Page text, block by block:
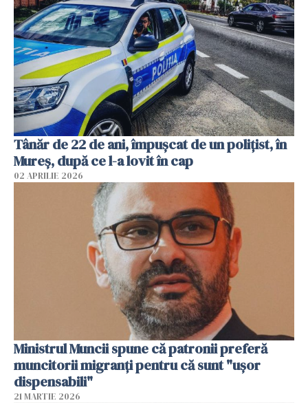
Tânăr de 22 de ani, împușcat de un polițist, în
Mureș, după ce l-a lovit în cap
02 APRILIE 2026
Ministrul Muncii spune că patronii preferă
muncitorii migranți pentru că sunt "uşor
dispensabili"
21 MARTIE 2026